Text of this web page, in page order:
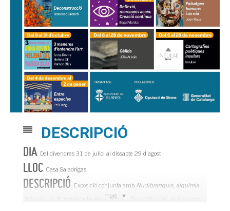
more
DESCRIPCIÓ
DIA: Del divendres 31 de juliol al dissabte 29 d’agost
LLOC: Casa Saladrigas
DESCRIPCIÓ: Exposició conjunta amb Nudibranquis, alquímia
, de Benvistbcn by Anna Roser, i